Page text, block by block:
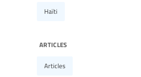
Haïti
articles
Articles